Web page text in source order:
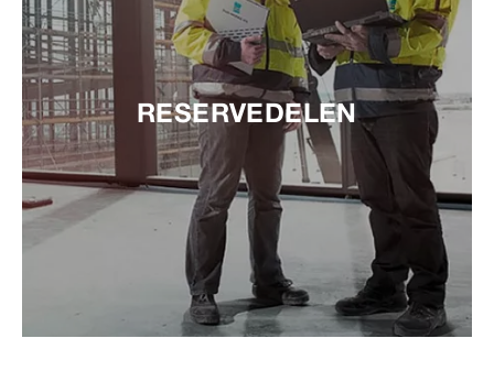
RESERVEDELEN